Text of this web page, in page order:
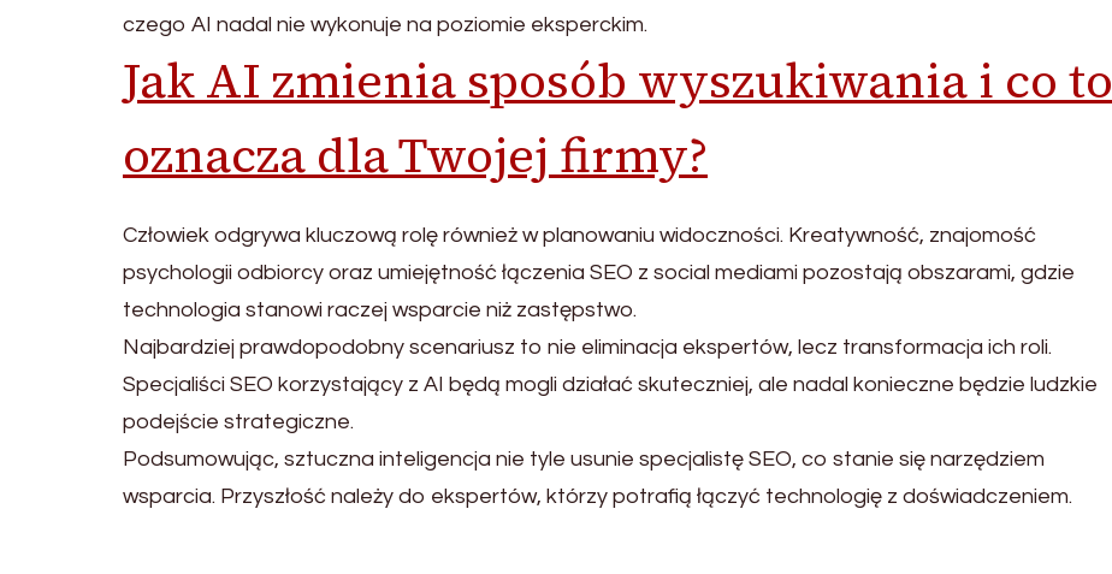
czego AI nadal nie wykonuje na poziomie eksperckim.
Jak AI zmienia sposób wyszukiwania i co to
oznacza dla Twojej firmy?
Człowiek odgrywa kluczową rolę również w planowaniu widoczności. Kreatywność, znajomość
psychologii odbiorcy oraz umiejętność łączenia SEO z social mediami pozostają obszarami, gdzie
technologia stanowi raczej wsparcie niż zastępstwo.
Najbardziej prawdopodobny scenariusz to nie eliminacja ekspertów, lecz transformacja ich roli.
Specjaliści SEO korzystający z AI będą mogli działać skuteczniej, ale nadal konieczne będzie ludzkie
podejście strategiczne.
Podsumowując, sztuczna inteligencja nie tyle usunie specjalistę SEO, co stanie się narzędziem
wsparcia. Przyszłość należy do ekspertów, którzy potrafią łączyć technologię z doświadczeniem.